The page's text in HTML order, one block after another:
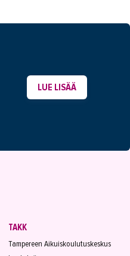
LUE LISÄÄ
TAKK
Tampereen Aikuiskoulutuskeskus